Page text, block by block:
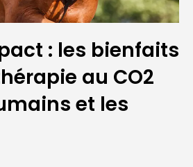
: les bienfaits
au CO2
et les